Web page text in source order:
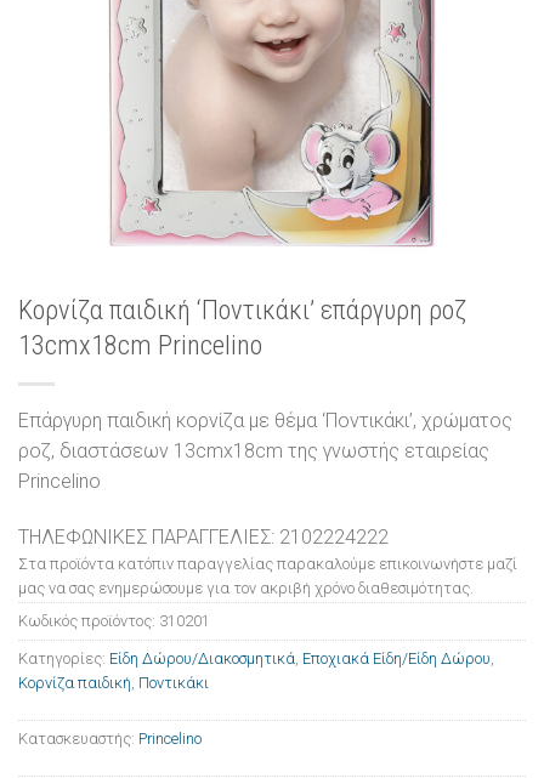
Κορνίζα παιδική ‘Ποντικάκι’ επάργυρη ροζ
13cmx18cm Princelino
Επάργυρη παιδική κορνίζα με θέμα ‘Ποντικάκι’, χρώματος
ροζ, διαστάσεων 13cmx18cm της γνωστής εταιρείας
Princelino
ΤΗΛΕΦΩΝΙΚΕΣ ΠΑΡΑΓΓΕΛΙΕΣ: 2102224222
Στα προϊόντα κατόπιν παραγγελίας παρακαλούμε επικοινωνήστε μαζί
μας να σας ενημερώσουμε για τον ακριβή χρόνο διαθεσιμότητας.
Κωδικός προϊόντος: 310201
Κατηγορίες: Είδη Δώρου/Διακοσμητικά Εποχιακά Είδη/Είδη Δώρου
Κορνίζα παιδική Ποντικάκι
Κατασκευαστής: Princelino